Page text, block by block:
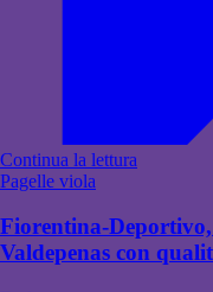
Continua la lettura
Pagelle viola
Fiorentina-
Valdepenas con